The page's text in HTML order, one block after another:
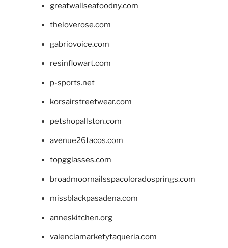
greatwallseafoodny.com
theloverose.com
gabriovoice.com
resinflowart.com
p-sports.net
korsairstreetwear.com
petshopallston.com
avenue26tacos.com
topgglasses.com
broadmoornailsspacoloradosprings.com
missblackpasadena.com
anneskitchen.org
valenciamarketytaqueria.com